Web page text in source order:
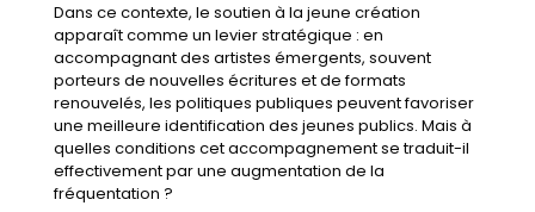
Dans ce contexte, le soutien à la jeune création
apparaît comme un levier stratégique : en
accompagnant des artistes émergents, souvent
porteurs de nouvelles écritures et de formats
renouvelés, les politiques publiques peuvent favoriser
une meilleure identification des jeunes publics. Mais à
quelles conditions cet accompagnement se traduit-il
effectivement par une augmentation de la
fréquentation ?